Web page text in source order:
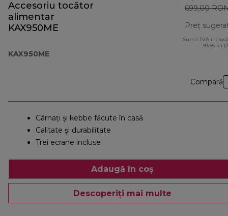
Accesoriu tocător
alimentar
KAX950ME
KAX950ME
699,00
Preț
Sumă TVA
93,55 lei
Compară
Cârnaţi şi kebbe făcute în casă
Calitate și durabilitate
Trei ecrane incluse
Adaugă în coș
Descoperiți mai multe